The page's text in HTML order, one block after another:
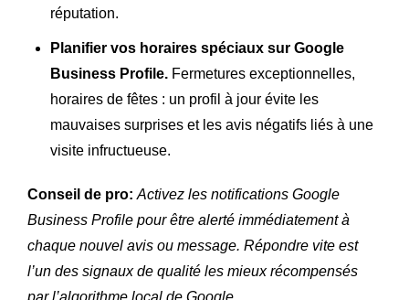
réputation.
Planifier vos horaires spéciaux sur Google
Business Profile. Fermetures exceptionnelles,
horaires de fêtes : un profil à jour évite les
mauvaises surprises et les avis négatifs liés à une
visite infructueuse.
Conseil de pro: Activez les notifications Google
Business Profile pour être alerté immédiatement à
chaque nouvel avis ou message. Répondre vite est
l’un des signaux de qualité les mieux récompensés